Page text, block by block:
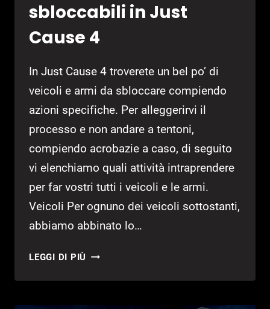
sbloccabili in Just
Cause 4
In Just Cause 4 troverete un bel po’ di
veicoli e armi da sbloccare compiendo
azioni specifiche. Per alleggerirvi il
processo e non andare a tentoni,
compiendo acrobazie a caso, di seguito
vi elenchiamo quali attività intraprendere
per far vostri tutti i veicoli e le armi.
Veicoli Per ognuno dei veicoli sottostanti,
abbiamo abbinato lo…
LEGGI DI PIÙ COME
TUTTI